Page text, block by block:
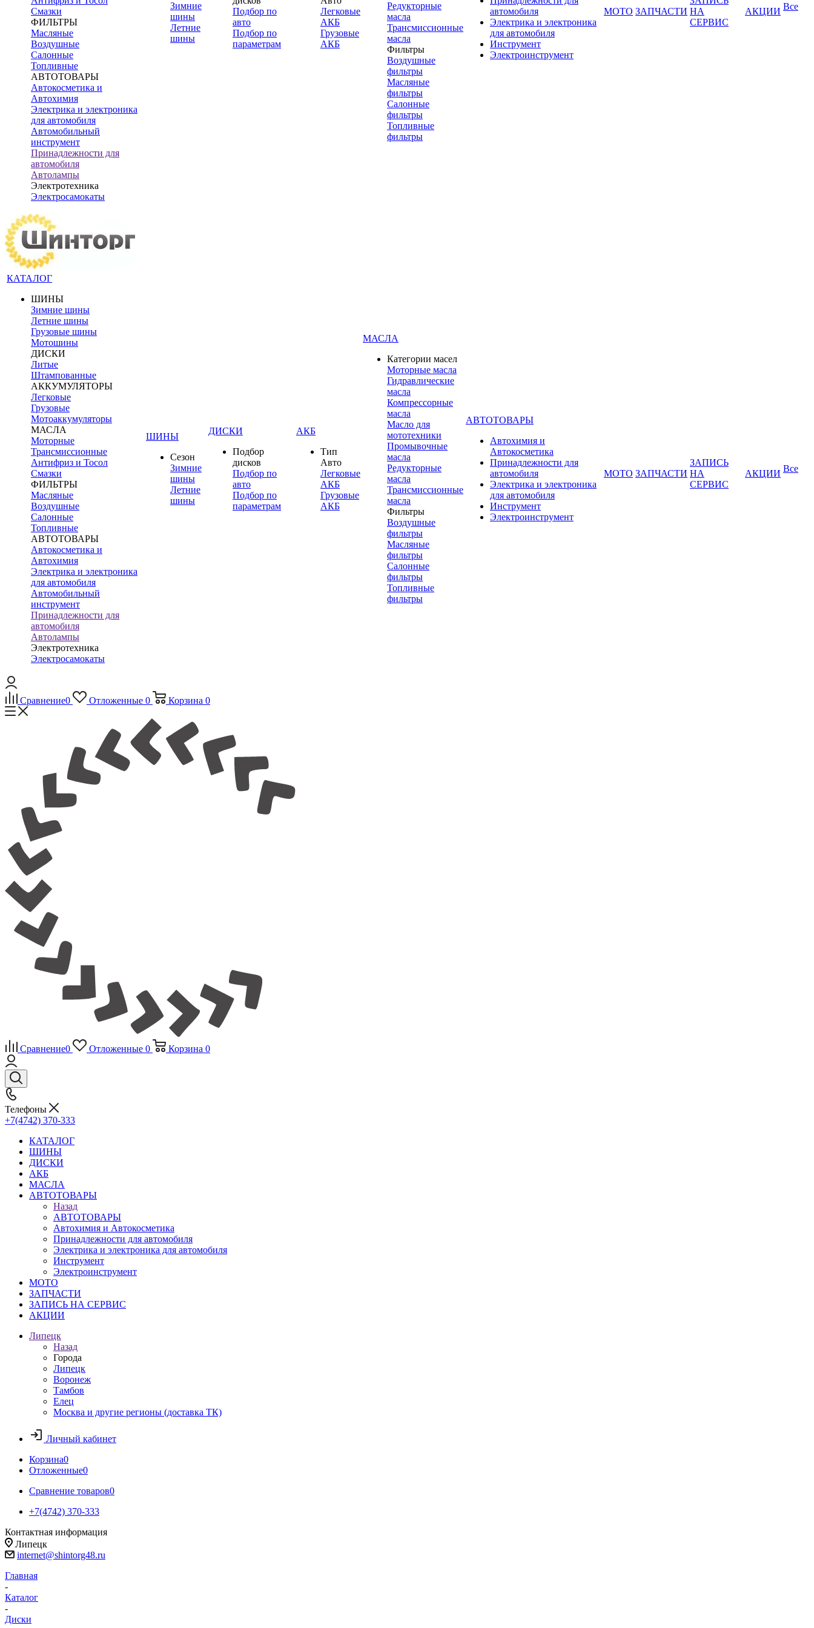
Смазки
ФИЛЬТРЫ
Масляные
Воздушные
Салонные
Топливные
АВТОТОВАРЫ
Автокосметика и
Автохимия
Электрика и электроника
для автомобиля
Автомобильный
инструмент
Принадлежности для
автомобиля
Автолампы
Электротехника
Электросамокаты
Зимние
шины
Летние
шины
Подбор по
авто
Подбор по
параметрам
Легковые
АКБ
Грузовые
АКБ
Редукторные
масла
Трансмиссионные
масла
Фильтры
Воздушные
фильтры
Масляные
фильтры
Салонные
фильтры
Топливные
фильтры
автомобиля
Электрика и электроника
для автомобиля
Инструмент
Электроинструмент
МОТО ЗАПЧАСТИ НА
СЕРВИС
АКЦИИ Все
КАТАЛОГ
ШИНЫ
Зимние шины
Летние шины
Грузовые шины
Мотошины
ДИСКИ
Литые
Штампованные
АККУМУЛЯТОРЫ
Легковые
Грузовые
Мотоаккумуляторы
МАСЛА
Моторные
Трансмиссионные
Антифриз и Тосол
Смазки
ФИЛЬТРЫ
Масляные
Воздушные
Салонные
Топливные
АВТОТОВАРЫ
Автокосметика и
Автохимия
Электрика и электроника
для автомобиля
Автомобильный
инструмент
Принадлежности для
автомобиля
Автолампы
Электротехника
Электросамокаты
ШИНЫ
Сезон
Зимние
шины
Летние
шины
ДИСКИ
Подбор
дисков
Подбор по
авто
Подбор по
параметрам
АКБ
Тип
Авто
Легковые
АКБ
Грузовые
АКБ
МАСЛА
Категории масел
Моторные масла
Гидравлические
масла
Компрессорные
масла
Масло для
мототехники
Промывочные
масла
Редукторные
масла
Трансмиссионные
масла
Фильтры
Воздушные
фильтры
Масляные
фильтры
Салонные
фильтры
Топливные
фильтры
АВТОТОВАРЫ
Автохимия и
Автокосметика
Принадлежности для
автомобиля
Электрика и электроника
для автомобиля
Инструмент
Электроинструмент
МОТО ЗАПЧАСТИ
ЗАПИСЬ
НА
СЕРВИС
АКЦИИ Все
Сравнение0 Отложенные 0 Корзина 0
Сравнение0 Отложенные 0 Корзина 0
Телефоны
+7(4742) 370-333
КАТАЛОГ
ШИНЫ
ДИСКИ
АКБ
МАСЛА
АВТОТОВАРЫ
Назад
АВТОТОВАРЫ
Автохимия и Автокосметика
Принадлежности для автомобиля
Электрика и электроника для автомобиля
Инструмент
Электроинструмент
МОТО
ЗАПЧАСТИ
ЗАПИСЬ НА СЕРВИС
АКЦИИ
Липецк
Назад
Города
Липецк
Воронеж
Тамбов
Елец
Москва и другие регионы (доставка ТК)
Личный кабинет
Корзина0
Отложенные0
Сравнение товаров0
+7(4742) 370-333
Контактная информация
Липецк
internet@shintorg48.ru
Главная
-
Каталог
-
Диски